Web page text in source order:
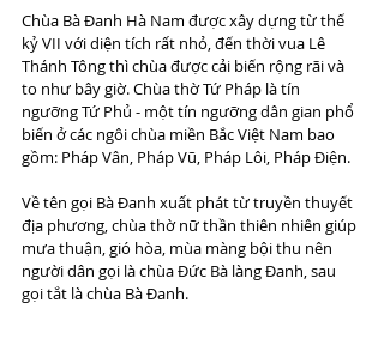
Chùa Bà Đanh Hà Nam được xây dựng từ thế
kỷ VII với diện tích rất nhỏ, đến thời vua Lê
Thánh Tông thì chùa được cải biến rộng rãi và
to như bây giờ. Chùa thờ Tứ Pháp là tín
ngưỡng Tứ Phủ - một tín ngưỡng dân gian phổ
biến ở các ngôi chùa miền Bắc Việt Nam bao
gồm: Pháp Vân, Pháp Vũ, Pháp Lôi, Pháp Điện.
Về tên gọi Bà Đanh xuất phát từ truyền thuyết
địa phương, chùa thờ nữ thần thiên nhiên giúp
mưa thuận, gió hòa, mùa màng bội thu nên
người dân gọi là chùa Đức Bà làng Đanh, sau
gọi tắt là chùa Bà Đanh.